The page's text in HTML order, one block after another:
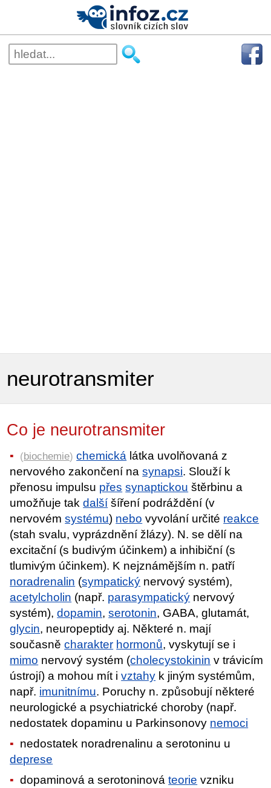
neurotransmiter
Co je neurotransmiter
(biochemie) chemická látka uvolňovaná z
nervového zakončení nasynapsi. Slouží k
přenosu impulsu přes synaptickou štěrbinu a
umožňuje takdalší šíření podráždění (v
nervovémsystému) nebo vyvolání určité reakce
(stah svalu, vyprázdnění žlázy). N. se dělí na
excitační (s budivým účinkem) a inhibiční (s
tlumivým účinkem). K nejznámějším n. patří
noradrenalin (sympatický nervový systém),
acetylcholin (např. parasympatický nervový
systém),dopamin,serotonin, GABA, glutamát,
glycin, neuropeptidy aj. Některé n. mají
současněcharakter hormonů, vyskytují se i
mimo nervový systém (cholecystokinin v trávicím
ústrojí) a mohou mít ivztahy k jiným systémům,
např. imunitnímu. Poruchy n. způsobují některé
neurologické a psychiatrické choroby (např.
nedostatek dopaminu u Parkinsonovy nemoci
nedostatek noradrenalinu a serotoninu u
deprese
dopaminová a serotoninováteorie vzniku